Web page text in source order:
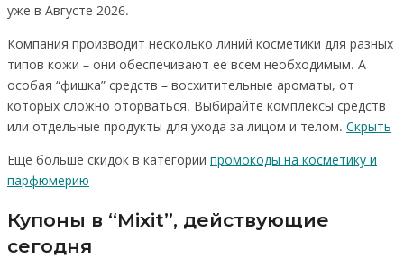
уже в Августе 2026.
Компания производит несколько линий косметики для разных
типов кожи – они обеспечивают ее всем необходимым. А
особая “фишка” средств – восхитительные ароматы, от
которых сложно оторваться. Выбирайте комплексы средств
или отдельные продукты для ухода за лицом и телом. Скрыть
Еще больше скидок в категории промокоды на косметику и
парфюмерию
Купоны в “Mixit”, действующие
сегодня